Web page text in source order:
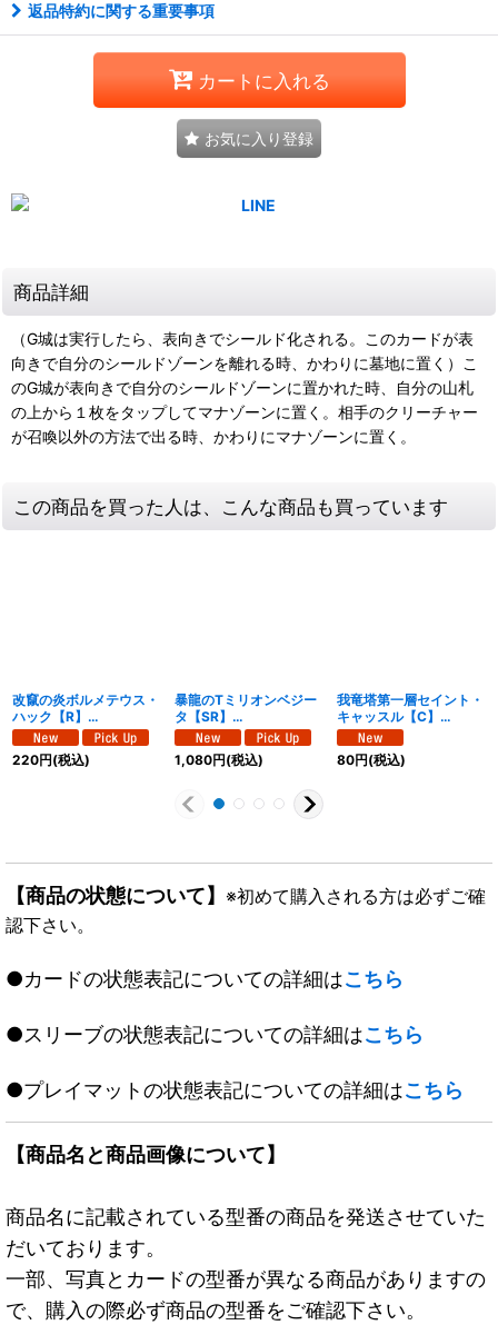
返品特約に関する重要事項
カートに入れる
お気に入り登録
商品詳細
（G城は実行したら、表向きでシールド化される。このカードが表
向きで自分のシールドゾーンを離れる時、かわりに墓地に置く）こ
のG城が表向きで自分のシールドゾーンに置かれた時、自分の山札
の上から１枚をタップしてマナゾーンに置く。相手のクリーチャー
が召喚以外の方法で出る時、かわりにマナゾーンに置く。
この商品を買った人は、こんな商品も買っています
改竄の炎ボルメテウス・
ハック【R】
{26RP114/77}《水》
220円(税込)
暴龍のTミリオンベジー
タ【SR】
{26RP1S8/S11}《自
然》
1,080円(税込)
我竜塔第一層セイント・
キャッスル【C】
{26RP157/77}《光》
80円(税込)
【商品の状態について】 ※初めて購入される方は必ずご確
認下さい。
●カードの状態表記についての詳細はこちら
●スリーブの状態表記についての詳細はこちら
●プレイマットの状態表記についての詳細はこちら
【商品名と商品画像について】
商品名に記載されている型番の商品を発送させていた
だいております。
一部、写真とカードの型番が異なる商品がありますの
で、購入の際必ず商品の型番をご確認下さい。